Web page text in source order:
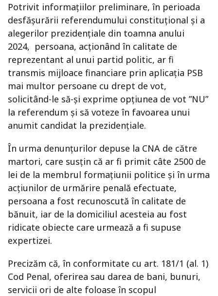
Potrivit informațiilor preliminare, în perioada
desfășurării referendumului constituțional și a
alegerilor prezidențiale din toamna anului
2024, persoana, acționând în calitate de
reprezentant al unui partid politic, ar fi
transmis mijloace financiare prin aplicația PSB
mai multor persoane cu drept de vot,
solicitând-le să-și exprime opțiunea de vot ”NU”
la referendum și să voteze în favoarea unui
anumit candidat la prezidențiale.
În urma denunțurilor depuse la CNA de către
martori, care susțin că ar fi primit câte 2500 de
lei de la membrul formațiunii politice și în urma
acțiunilor de urmărire penală efectuate,
persoana a fost recunoscută în calitate de
bănuit, iar de la domiciliul acesteia au fost
ridicate obiecte care urmează a fi supuse
expertizei.
Precizăm că, în conformitate cu art. 181/1 (al. 1)
Cod Penal, oferirea sau darea de bani, bunuri,
servicii ori de alte foloase în scopul